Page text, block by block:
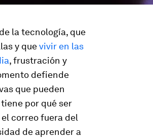
la tecnología, que
y quevivir en las
, frustración y
defiende
que pueden
por qué ser
correo fuera del
de aprender a